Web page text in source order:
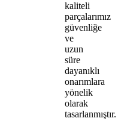
kaliteli
parçalarımız
güvenliğe
ve
uzun
süre
dayanıklı
onarımlara
yönelik
olarak
tasarlanmıştır.